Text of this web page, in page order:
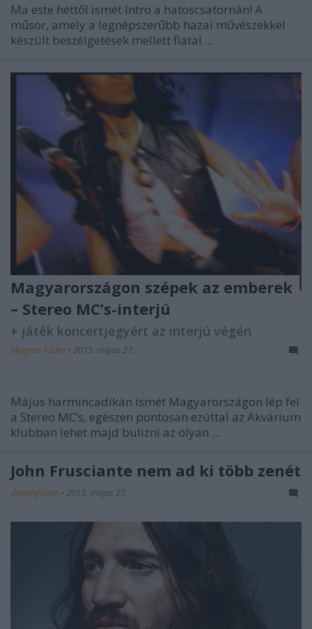
Ma este héttől ismét Intro a hatoscsatornán! A
műsor, amely a legnépszerűbb hazai művészekkel
készült beszélgetések mellett fiatal ...
Magyarországon szépek az emberek
– Stereo MC’s-interjú
+ játék koncertjegyért az interjú végén
Magyar Ádám • 2015. május 27.
Május harmincadikán ismét Magyarországon lép fel
a Stereo MC’s, egészen pontosan ezúttal az Akvárium
klubban lehet majd bulizni az olyan ...
John Frusciante nem ad ki több zenét
dankógábor • 2015. május 27.